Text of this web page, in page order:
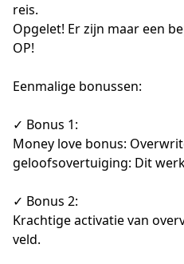
reis.
Opgelet! Er zijn maar een
OP!
Eenmalige bonussen:
✓ Bonus 1:
Money love bonus:
geloofsovertuiging: Dit
✓ Bonus 2:
Krachtige activatie van
veld.